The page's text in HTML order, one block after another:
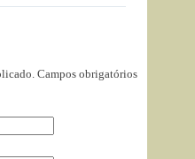
Campos obrigatórios